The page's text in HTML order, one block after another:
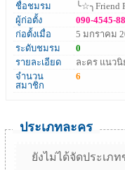
ชื่อชมรม
╰☆╮Friend
ผู้ก่อตั้ง
090-4545-
ก่อตั้งเมื่อ
5 มกราคม
ระดับชมรม
0
รายละเอียด
ละคร แนว
จำนวน
สมาชิก
6
ประเภทละคร
ยังไม่ได้จัดประเภ